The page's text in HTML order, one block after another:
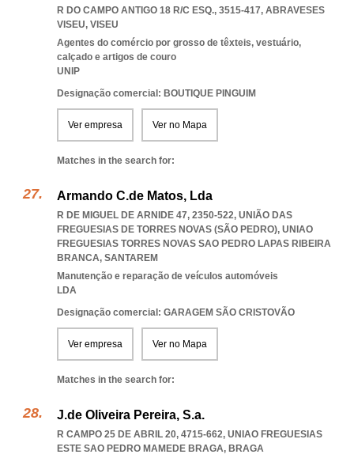
R DO CAMPO ANTIGO 18 R/C ESQ., 3515-417, ABRAVESES
VISEU, VISEU
Agentes do comércio por grosso de têxteis, vestuário,
calçado e artigos de couro
UNIP
Designação comercial: BOUTIQUE PINGUIM
Ver empresa Ver no Mapa
Matches in the search for:
Armando C.de Matos, Lda
R DE MIGUEL DE ARNIDE 47, 2350-522, UNIÃO DAS
FREGUESIAS DE TORRES NOVAS (SÃO PEDRO), UNIAO
FREGUESIAS TORRES NOVAS SAO PEDRO LAPAS RIBEIRA
BRANCA, SANTAREM
Manutenção e reparação de veículos automóveis
LDA
Designação comercial: GARAGEM SÃO CRISTOVÃO
Ver empresa Ver no Mapa
Matches in the search for:
J.de Oliveira Pereira, S.a.
R CAMPO 25 DE ABRIL 20, 4715-662, UNIAO FREGUESIAS
ESTE SAO PEDRO MAMEDE BRAGA, BRAGA